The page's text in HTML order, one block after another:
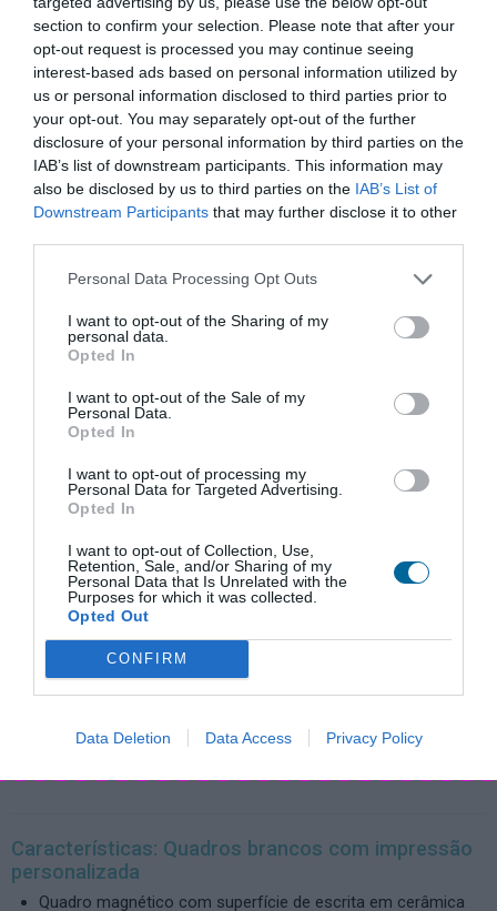
section to confirm your selection. Please note that after your
opt-out request is processed you may continue seeing
interest-based ads based on personal information utilized by
us or personal information disclosed to third parties prior to
your opt-out. You may separately opt-out of the further
disclosure of your personal information by third parties on the
IAB’s list of downstream participants. This information may
also be disclosed by us to third parties on the IAB’s List of
Downstream Participants that may further disclose it to other
Personal Data Processing Opt Outs
I want to opt-out of the Sharing of my
personal data.
Opted In
I want to opt-out of the Sale of my
Personal Data.
Opted In
I want to opt-out of processing my
Personal Data for Targeted Advertising.
Opted In
I want to opt-out of Collection, Use,
Retention, Sale, and/or Sharing of my
Personal Data that Is Unrelated with the
Purposes for which it was collected.
Opted Out
CONFIRM
Data Deletion Data Access Privacy Policy
lacado branco
lacado preto
moldura pinho natural 3cm
porta marcadores magnét.
10 magnetos 25mm
Quadro pers. Campo de futebol 90x120cm
122,89 €
Medida total, incluindo moldura: 90 x 122.5 cm
151,15 € com IVA. Acrescem custos de entrega que podem ser simulados
clicando em "Comprar" e escolhendo a zona no carrinho de compras.
(excepto nos quadros com medida inferior a 45x60
ou com moldura em lacado preto, madeira ou 7mm)
Opções
- Cavalete com rodas
- Pack 4 Marcadores Artline 500A (preto, azul,
vermelho e verde) + 1 Apagador magnético
- Pack 10 Magnetos de 25mm (em 5 cores)
- Porta marcadores magnético
- Outros acessórios disponíveis
- Serviço de montagem nas suas instalações (a
Características: Quadros brancos com impressão
personalizada
Quadro magnético com superfície de escrita em cerâmica